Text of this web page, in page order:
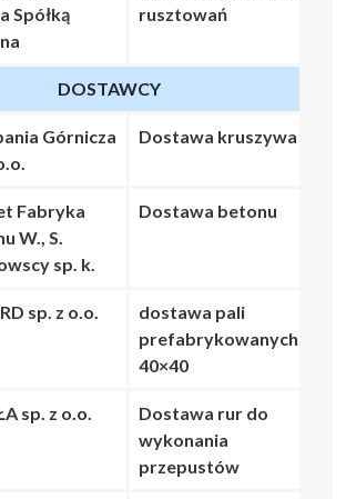
Spółką
rusztowań
DOSTAWCY
Górnicza
Dostawa kruszywa
Fabryka
W., S.
sp. k.
Dostawa betonu
sp. z o.o.
dostawa pali
prefabrykowanych
40×40
sp. z o.o.
Dostawa rur do
wykonania
przepustów